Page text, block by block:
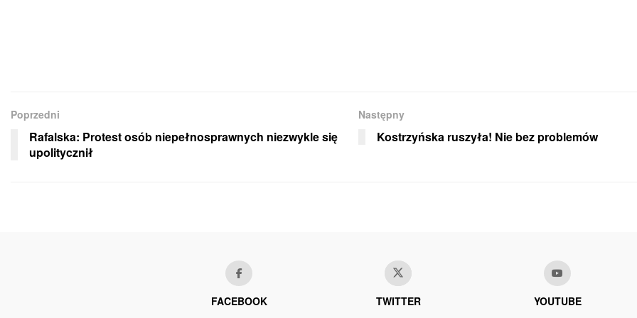
Poprzedni
Rafalska: Protest osób niepełnosprawnych niezwykle się
upolitycznił
Następny
Kostrzyńska ruszyła! Nie bez problemów
FACEBOOK TWITTER YOUTUBE